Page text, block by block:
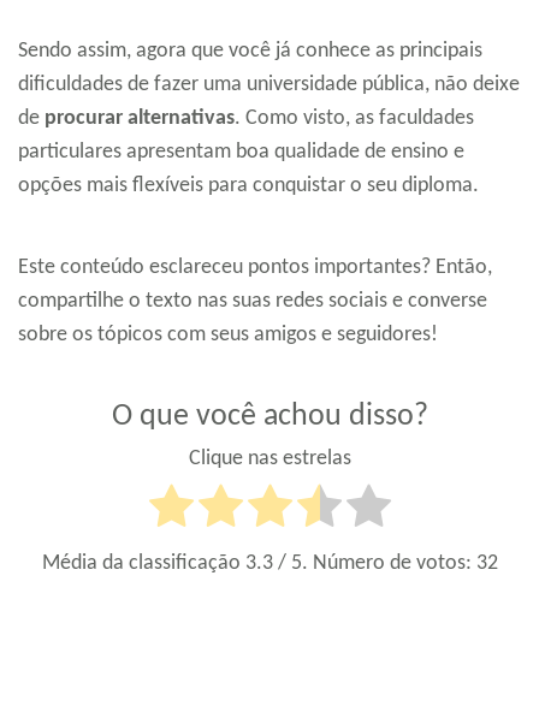
Sendo assim, agora que você já conhece as principais
dificuldades de fazer uma universidade pública, não deixe
de procurar alternativas. Como visto, as faculdades
particulares apresentam boa qualidade de ensino e
opções mais flexíveis para conquistar o seu diploma.
Este conteúdo esclareceu pontos importantes? Então,
compartilhe o texto nas suas redes sociais e converse
sobre os tópicos com seus amigos e seguidores!
O que você achou disso?
Clique nas estrelas
Média da classificação 3.3/ 5. Número de votos: 32